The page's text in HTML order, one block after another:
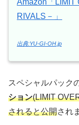
RIVALS－」
出典:YU-GI-OH.jp
スペシャルパック
ション(LIMIT
されると公開され